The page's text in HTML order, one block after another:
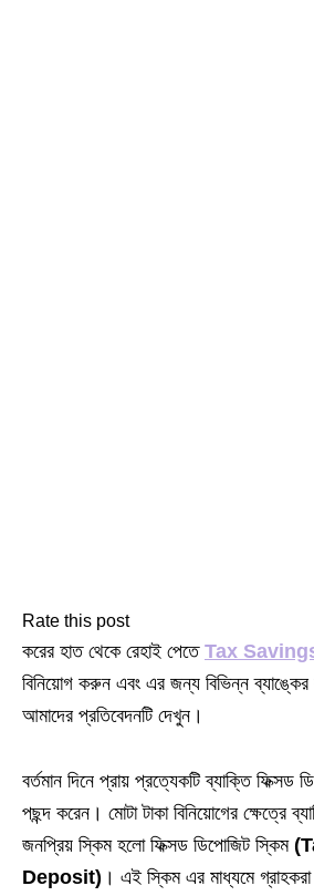
Rate this post
করের হাত থেকে রেহাই পেতে Tax
বিনিয়োগ করুন এবং এর জন্য বিভিন্ন ব্যাঙ্কের
আমাদের প্রতিবেদনটি দেখুন।
বর্তমান দিনে প্রায় প্রত্যেকটি ব্যাক্তি ফিক্সড
পছন্দ করেন। মোটা টাকা বিনিয়োগের ক্ষেত্রে
জনপ্রিয় স্কিম হলো ফিক্সড ডিপোজিট স্কিম
Deposit) । এই স্কিম এর মাধ্যমে গ্রাহকরা